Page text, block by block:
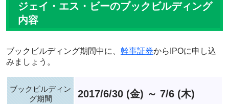
ジェイ・エス・ビーのブックビルディング
内容
ブックビルディング期間中に、 幹事証券からIPOに申し込
みましょう。
ブックビルディン
グ期間
2017/6/30 (金) ～ 7/6 (木)